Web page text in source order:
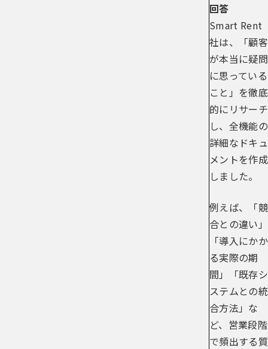
回答
Smart Rent
社は、「顧客
が本当に疑問
に思っている
こと」を徹底
的にリサーチ
し、全機能の
詳細なドキュ
メントを作成
しました。
例えば、「競
合との違い」
「導入にかか
る実際の期
間」「既存シ
ステムとの統
合方法」な
ど、営業段階
で頻出する質